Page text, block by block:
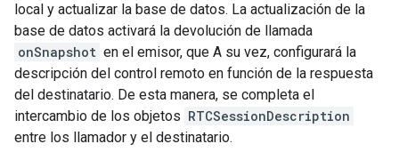
local y actualizar la base de datos. La actualización de la
base de datos activará la devolución de llamada
onSnapshot en el emisor, que A su vez, configurará la
descripción del control remoto en función de la respuesta
del destinatario. De esta manera, se completa el
intercambio de los objetos RTCSessionDescription
entre los llamador y el destinatario.